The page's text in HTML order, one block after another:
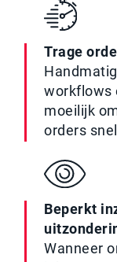
Trage
workflows
moeilijk
orders
Beperkt
Wanneer